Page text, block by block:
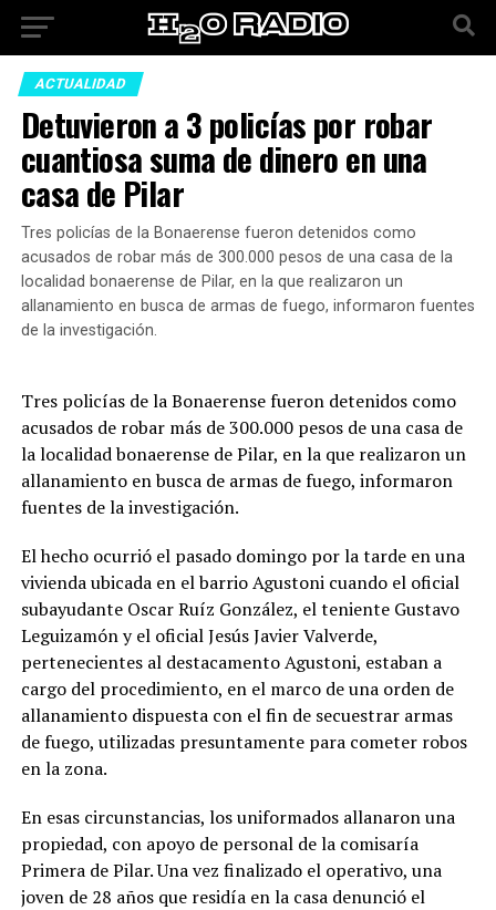
ACTUALIDAD
Detuvieron a 3 policías por robar
cuantiosa suma de dinero en una
casa de Pilar
Tres policías de la Bonaerense fueron detenidos como
acusados de robar más de 300.000 pesos de una casa de la
localidad bonaerense de Pilar, en la que realizaron un
allanamiento en busca de armas de fuego, informaron fuentes
de la investigación.
Tres policías de la Bonaerense fueron detenidos como
acusados de robar más de 300.000 pesos de una casa de
la localidad bonaerense de Pilar, en la que realizaron un
allanamiento en busca de armas de fuego, informaron
fuentes de la investigación.
El hecho ocurrió el pasado domingo por la tarde en una
vivienda ubicada en el barrio Agustoni cuando el oficial
subayudante Oscar Ruíz González, el teniente Gustavo
Leguizamón y el oficial Jesús Javier Valverde,
pertenecientes al destacamento Agustoni, estaban a
cargo del procedimiento, en el marco de una orden de
allanamiento dispuesta con el fin de secuestrar armas
de fuego, utilizadas presuntamente para cometer robos
en la zona.
En esas circunstancias, los uniformados allanaron una
propiedad, con apoyo de personal de la comisaría
Primera de Pilar. Una vez finalizado el operativo, una
joven de 28 años que residía en la casa denunció el